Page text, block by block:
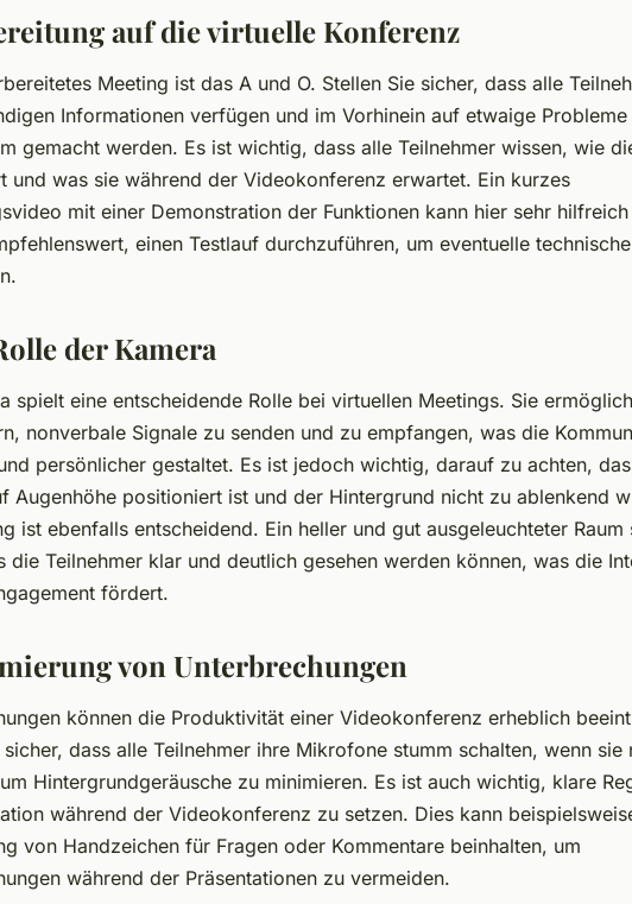
auf die virtuelle Konferenz
Meeting ist das A und O. Stellen Sie sicher, dass alle
Informationen verfügen und im Vorhinein auf etwaige Probleme
gemacht werden. Es ist wichtig, dass alle Teilnehmer wissen, wie
und was sie während der Videokonferenz erwartet. Ein kurzes
mit einer Demonstration der Funktionen kann hier sehr hilfreich
einen Testlauf durchzuführen, um eventuelle
der Kamera
spielt eine entscheidende Rolle bei virtuellen Meetings. Sie
nonverbale Signale zu senden und zu empfangen, was die
persönlicher gestaltet. Es ist jedoch wichtig, darauf zu achten,
Augenhöhe positioniert ist und der Hintergrund nicht zu ablenkend
ist ebenfalls entscheidend. Ein heller und gut ausgeleuchteter Raum
die Teilnehmer klar und deutlich gesehen werden können, was die
fördert.
von Unterbrechungen
können die Produktivität einer Videokonferenz erheblich
sicher, dass alle Teilnehmer ihre Mikrofone stumm schalten, wenn sie
Hintergrundgeräusche zu minimieren. Es ist auch wichtig, klare
während der Videokonferenz zu setzen. Dies kann
von Handzeichen für Fragen oder Kommentare beinhalten, um
während der Präsentationen zu vermeiden.